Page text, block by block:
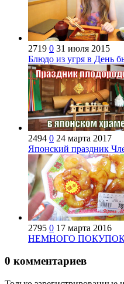
2719 0 31 июля 2015
Блюдо из угря в День
2494 0 24 марта 2017
Японский праздник
2795 0 17 марта 2016
НЕМНОГО
0 комментариев